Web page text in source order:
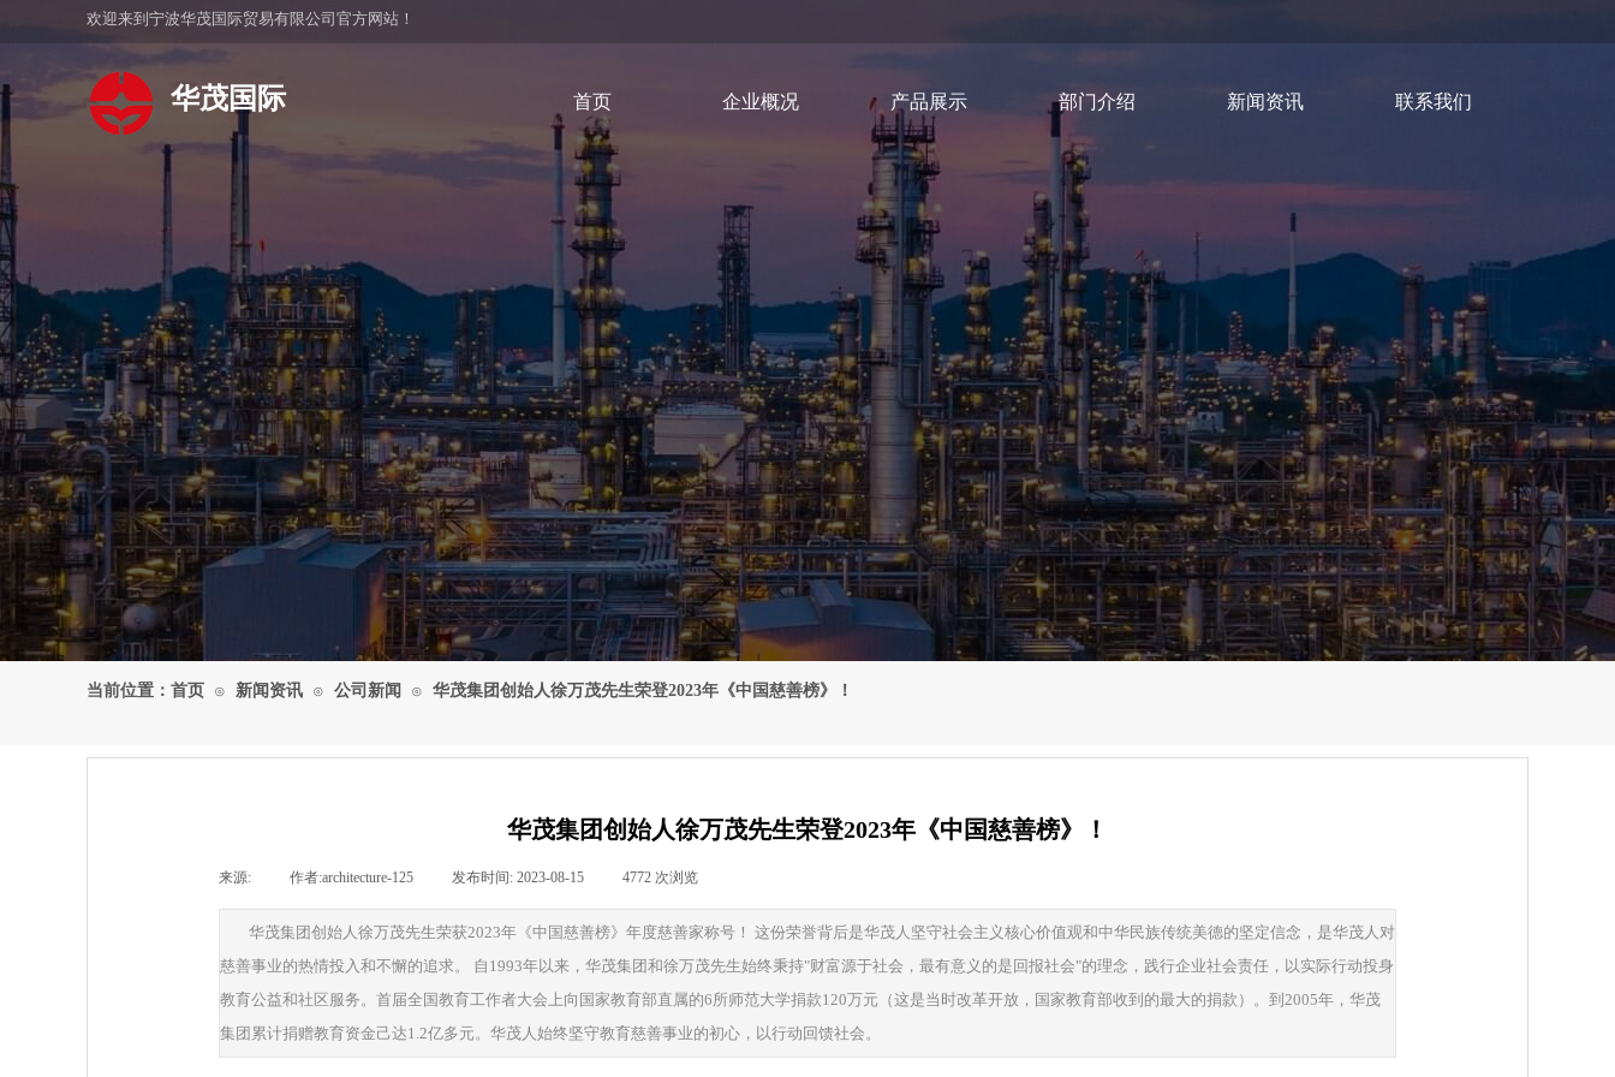
欢迎来到宁波华茂国际贸易有限公司官方网站！
华茂国际 首页 企业概况 产品展示 部门介绍 新闻资讯 联系我们
当前位置： 首页 ⊙ 新闻资讯 ⊙ 公司新闻 ⊙ 华茂集团创始人徐万茂先生荣登2023年《中国慈善榜》！
华茂集团创始人徐万茂先生荣登2023年《中国慈善榜》！
来源: 作者:architecture-125 发布时间: 2023-08-15 4772 次浏览
华茂集团创始人徐万茂先生荣获2023年《中国慈善榜》年度慈善家称号！ 这份荣誉背后是华茂人坚守社会主义核心价值观和中华民族传统美德的坚定信念，是华茂人对
慈善事业的热情投入和不懈的追求。 自1993年以来，华茂集团和徐万茂先生始终秉持"财富源于社会，最有意义的是回报社会"的理念，践行企业社会责任，以实际行动投身
教育公益和社区服务。首届全国教育工作者大会上向国家教育部直属的6所师范大学捐款120万元（这是当时改革开放，国家教育部收到的最大的捐款）。到2005年，华茂
集团累计捐赠教育资金己达1.2亿多元。华茂人始终坚守教育慈善事业的初心，以行动回馈社会。